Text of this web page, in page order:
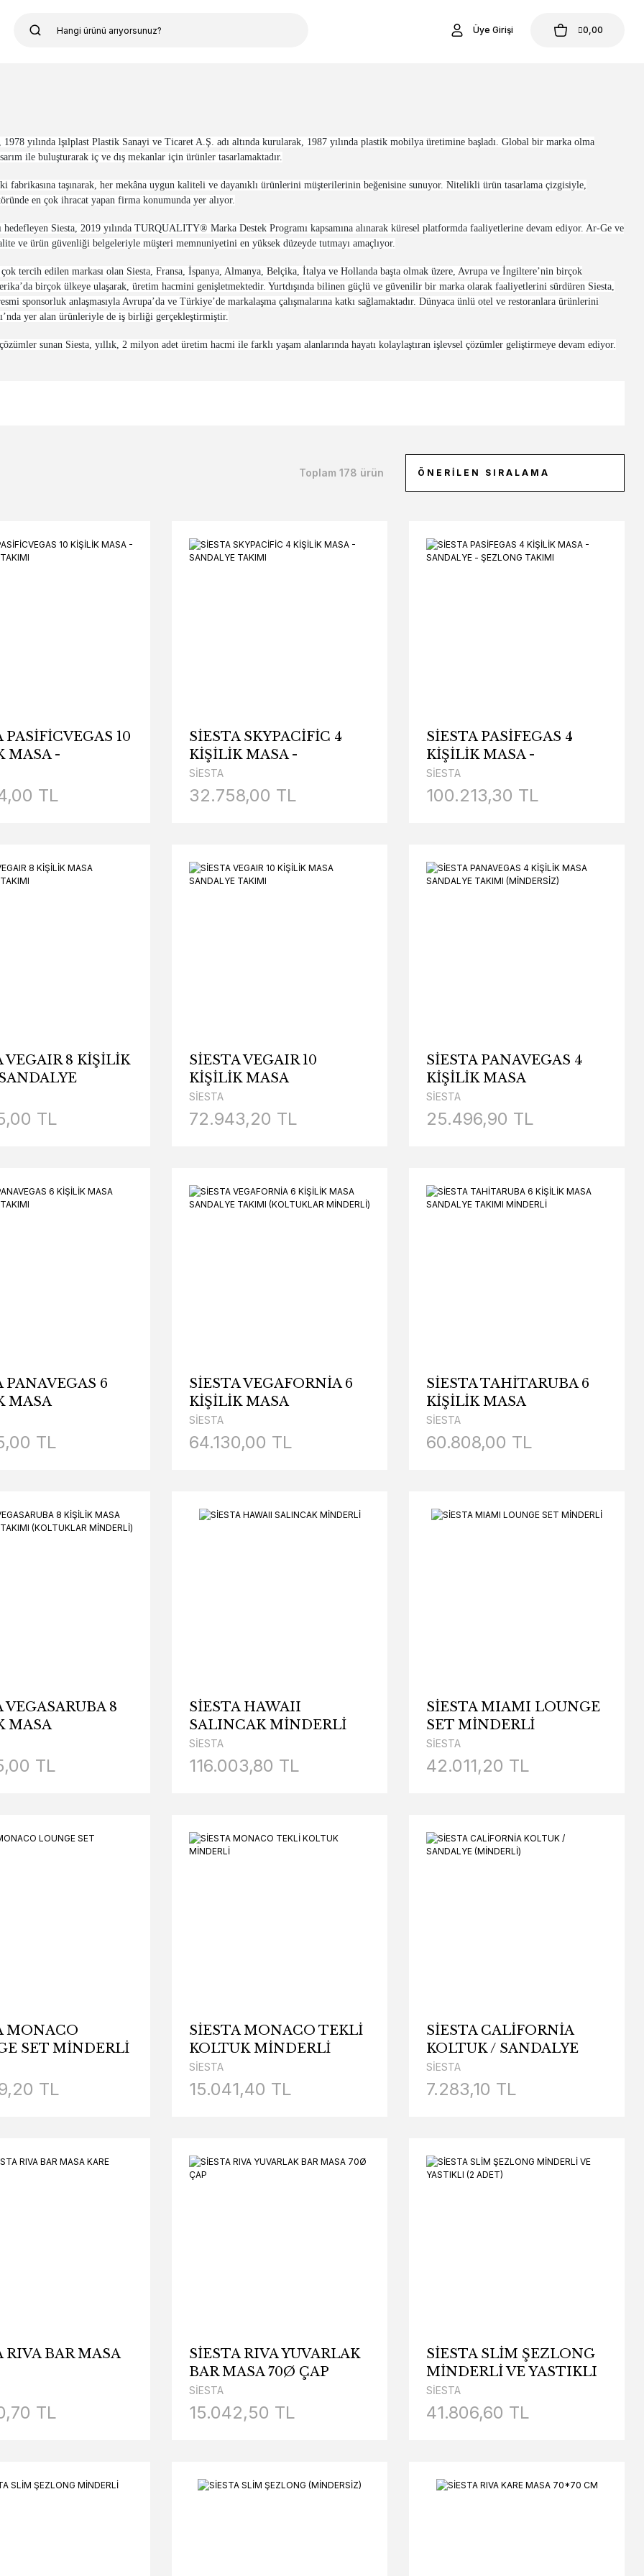
Üye Girişi 0,00
yılında lşılplast Plastik Sanayi ve Ticaret A.Ş. adı altında kurularak, 1987 yılında plastik mobilya üretimine başladı. Global bir marka olma
ile buluşturarak iç ve dış mekanlar için ürünler tasarlamaktadır.
fabrikasına taşınarak, her mekâna uygun kaliteli ve dayanıklı ürünlerini müşterilerinin beğenisine sunuyor. Nitelikli ürün tasarlama çizgisiyle,
en çok ihracat yapan firma konumunda yer alıyor.
hedefleyen Siesta, 2019 yılında TURQUALITY® Marka Destek Programı kapsamına alınarak küresel platformda faaliyetlerine devam ediyor. Ar-Ge ve
ve ürün güvenliği belgeleriyle müşteri memnuniyetini en yüksek düzeyde tutmayı amaçlıyor.
tercih edilen markası olan Siesta, Fransa, İspanya, Almanya, Belçika, İtalya ve Hollanda başta olmak üzere, Avrupa ve İngiltere’nin birçok
birçok ülkeye ulaşarak, üretim hacmini genişletmektedir. Yurtdışında bilinen güçlü ve güvenilir bir marka olarak faaliyetlerini sürdüren Siesta,
sponsorluk anlaşmasıyla Avrupa’da ve Türkiye’de markalaşma çalışmalarına katkı sağlamaktadır. Dünyaca ünlü otel ve restoranlara ürünlerini
yer alan ürünleriyle de iş birliği gerçekleştirmiştir.
sunan Siesta, yıllık, 2 milyon adet üretim hacmi ile farklı yaşam alanlarında hayatı kolaylaştıran işlevsel çözümler geliştirmeye devam ediyor.
Toplam 178 ürün
PASİFİCVEGAS 10
MASA -
TAKIMI
TL
SİESTA SKYPACİFİC 4
KİŞİLİK MASA -
SANDALYE TAKIMI
SİESTA
32.758,00 TL
SİESTA PASİFEGAS 4
KİŞİLİK MASA -
SANDALYE - ŞEZLONG
TAKIMI
SİESTA
100.213,30 TL
VEGAIR 8 KİŞİLİK
TL
SİESTA VEGAIR 10
KİŞİLİK MASA
SANDALYE TAKIMI
SİESTA
72.943,20 TL
SİESTA PANAVEGAS 4
KİŞİLİK MASA
SANDALYE TAKIMI
(MİNDERSİZ)
SİESTA
25.496,90 TL
PANAVEGAS 6
MASA
TAKIMI
TL
SİESTA VEGAFORNİA 6
KİŞİLİK MASA
SANDALYE TAKIMI
(KOLTUKLAR MİNDERLİ)
SİESTA
64.130,00 TL
SİESTA TAHİTARUBA 6
KİŞİLİK MASA
SANDALYE TAKIMI
MİNDERLİ
SİESTA
60.808,00 TL
VEGASARUBA 8
MASA
TAKIMI
MİNDERLİ)
TL
SİESTA HAWAII
SALINCAK MİNDERLİ
SİESTA
116.003,80 TL
SİESTA MIAMI LOUNGE
SET MİNDERLİ
SİESTA
42.011,20 TL
MONACO
SET MİNDERLİ
TL
SİESTA MONACO TEKLİ
KOLTUK MİNDERLİ
SİESTA
15.041,40 TL
SİESTA CALİFORNİA
KOLTUK / SANDALYE
(MİNDERLİ)
SİESTA
7.283,10 TL
RIVA BAR MASA
TL
SİESTA RIVA YUVARLAK
BAR MASA 70Ø ÇAP
SİESTA
15.042,50 TL
SİESTA SLİM ŞEZLONG
MİNDERLİ VE YASTIKLI
(2 ADET)
SİESTA
41.806,60 TL